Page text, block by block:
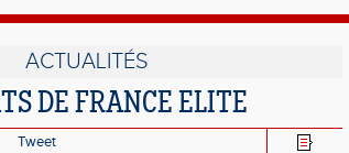
ACTUALITÉS
DE FRANCE ELITE
Tweet